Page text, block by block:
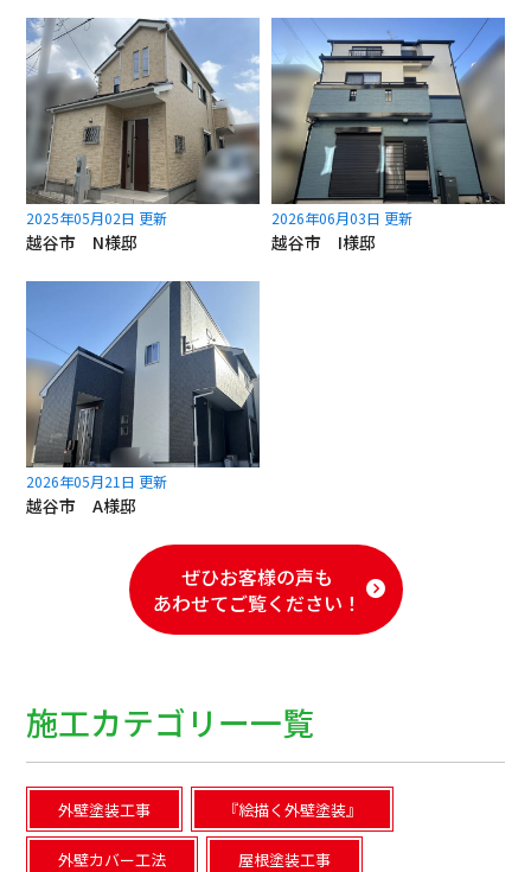
2025年05月02日 更新
越谷市 N様邸
2026年06月03日 更新
越谷市 I様邸
2026年05月21日 更新
越谷市 A様邸
ぜひお客様の声も
あわせてご覧ください！
施工カテゴリー一覧
外壁塗装工事 『絵描く外壁塗装』
外壁カバー工法 屋根塗装工事